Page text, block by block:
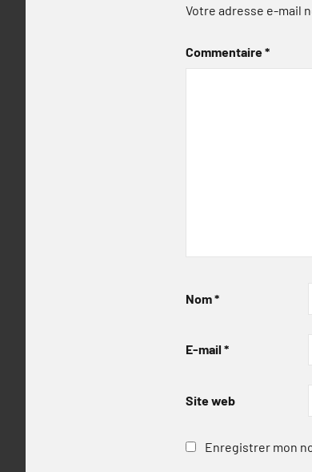
Votre adresse e-mail
Commentaire*
Nom*
E-mail *
Site web
Enregistrer mon